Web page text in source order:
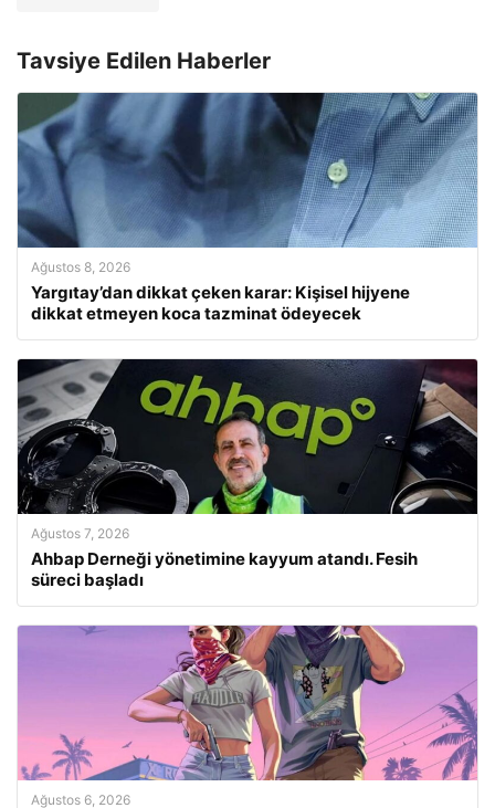
Tavsiye Edilen Haberler
Ağustos 8, 2026
Yargıtay’dan dikkat çeken karar: Kişisel hijyene
dikkat etmeyen koca tazminat ödeyecek
Ağustos 7, 2026
Ahbap Derneği yönetimine kayyum atandı. Fesih
süreci başladı
Ağustos 6, 2026